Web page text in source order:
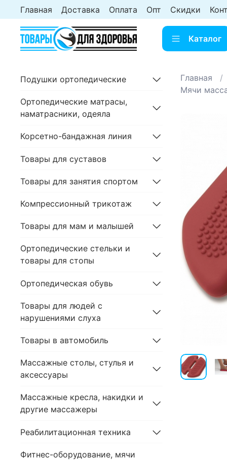
Главная Доставка Оплата Опт Скидки
Каталог
Главная
Мячи
Подушки ортопедические
Ортопедические матрасы,
наматрасники, одеяла
Корсетно-бандажная линия
Товары для суставов
Товары для занятия спортом
Компрессионный трикотаж
Товары для мам и малышей
Ортопедические стельки и
товары для стопы
Ортопедическая обувь
Товары для людей с
нарушениями слуха
Товары в автомобиль
Массажные столы, стулья и
аксессуары
Массажные кресла, накидки и
другие массажеры
Реабилитационная техника
Фитнес-оборудование, мячи